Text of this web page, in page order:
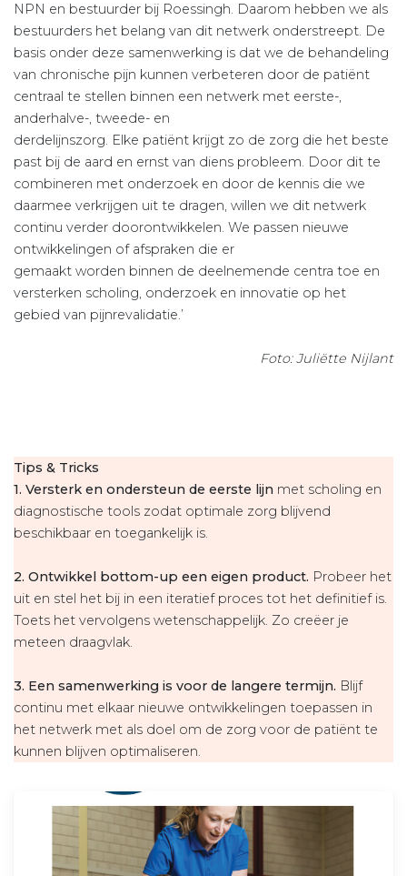
NPN en bestuurder bij Roessingh. Daarom hebben we als
bestuurders het belang van dit netwerk onderstreept. De
basis onder deze samenwerking is dat we de behandeling
van chronische pijn kunnen verbeteren door de patiënt
centraal te stellen binnen een netwerk met eerste-,
anderhalve-, tweede- en
derdelijnszorg. Elke patiënt krijgt zo de zorg die het beste
past bij de aard en ernst van diens probleem. Door dit te
combineren met onderzoek en door de kennis die we
daarmee verkrijgen uit te dragen, willen we dit netwerk
continu verder doorontwikkelen. We passen nieuwe
ontwikkelingen of afspraken die er
gemaakt worden binnen de deelnemende centra toe en
versterken scholing, onderzoek en innovatie op het
gebied van pijnrevalidatie.’
Foto: Juliëtte Nijlant
Tips & Tricks
1. Versterk en ondersteun de eerste lijn met scholing en
diagnostische tools zodat optimale zorg blijvend
beschikbaar en toegankelijk is.
2. Ontwikkel bottom-up een eigen product. Probeer het
uit en stel het bij in een iteratief proces tot het definitief is.
Toets het vervolgens wetenschappelijk. Zo creëer je
meteen draagvlak.
3. Een samenwerking is voor de langere termijn. Blijf
continu met elkaar nieuwe ontwikkelingen toepassen in
het netwerk met als doel om de zorg voor de patiënt te
kunnen blijven optimaliseren.